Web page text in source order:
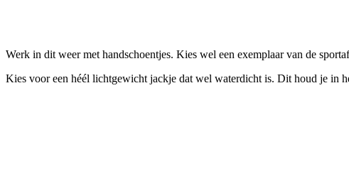
Werk in dit weer met handschoentjes. Kies wel een exemplaar van de
Kies voor een héél lichtgewicht jackje dat wel waterdicht is. Dit houd je in